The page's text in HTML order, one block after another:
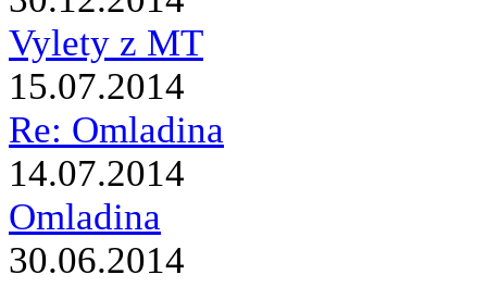
Vylety z MT
15.07.2014
Re: Omladina
14.07.2014
Omladina
30.06.2014